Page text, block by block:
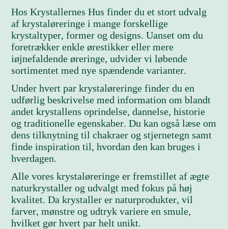
Hos Krystallernes Hus finder du et stort udvalg
af krystaløreringe i mange forskellige
krystaltyper, former og designs. Uanset om du
foretrækker enkle ørestikker eller mere
iøjnefaldende øreringe, udvider vi løbende
sortimentet med nye spændende varianter.
Under hvert par krystaløreringe finder du en
udførlig beskrivelse med information om blandt
andet krystallens oprindelse, dannelse, historie
og traditionelle egenskaber. Du kan også læse om
dens tilknytning til chakraer og stjernetegn samt
finde inspiration til, hvordan den kan bruges i
hverdagen.
Alle vores krystaløreringe er fremstillet af ægte
naturkrystaller og udvalgt med fokus på høj
kvalitet. Da krystaller er naturprodukter, vil
farver, mønstre og udtryk variere en smule,
hvilket gør hvert par helt unikt.